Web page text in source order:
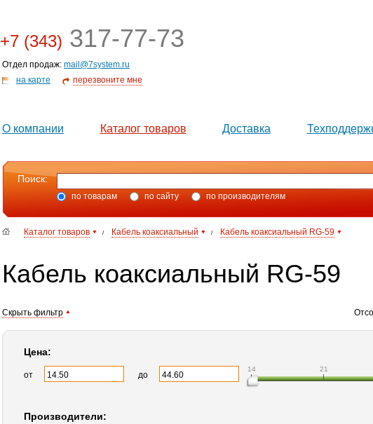
+7 (343) 317-77-73
Отдел продаж: mail@7system.ru
на карте
перезвоните мне
О компании Каталог товаров Доставка
Поиск:
по товарам по сайту по производителям
Каталог товаров / Кабель коаксиальный / Кабель коаксиальный RG-59
Кабель коаксиальный RG-59
Скрыть фильтр
Цена:
от до
14 21
Производители: